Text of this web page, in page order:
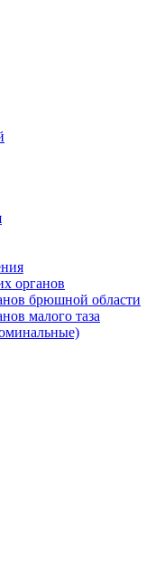
органов
брюшной области
малого таза